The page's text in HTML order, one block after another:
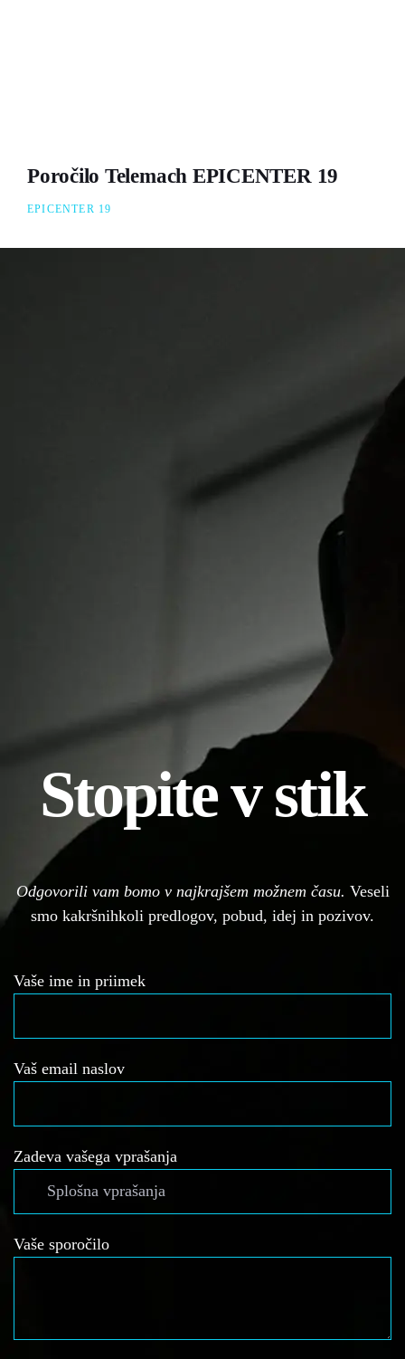
Poročilo Telemach EPICENTER 19
EPICENTER 19
Stopite v stik
Odgovorili vam bomo v najkrajšem možnem času. Veseli
smo kakršnihkoli predlogov, pobud, idej in pozivov.
Vaše ime in priimek
Vaš email naslov
Zadeva vašega vprašanja
Vaše sporočilo